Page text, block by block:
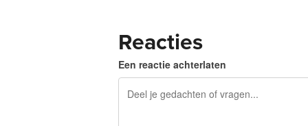
Reacties
Een reactie achterlaten